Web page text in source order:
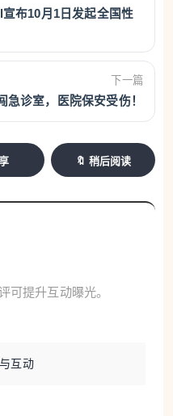
布10月1日发起全国性
下一篇
急诊室，医院保安受伤！
🔖 稍后阅读
可提升互动曝光。
互动